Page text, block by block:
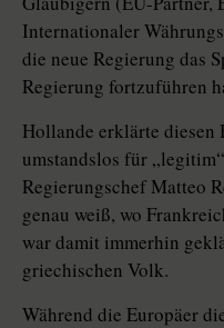
Internationaler
die neue Regierung das
Regierung fortzuführen
Hollande erklärte diesen
umstandslos für
Regierungschef Matteo
genau weiß, wo
war damit immerhin
griechischen Volk.
Während die Europäer